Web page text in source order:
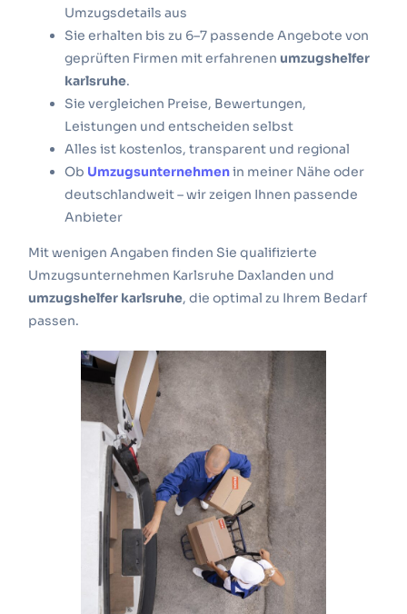
Umzugsdetails aus
Sie erhalten bis zu 6–7 passende Angebote von
geprüften Firmen mit erfahrenenumzugshelfer
karlsruhe.
Sie vergleichen Preise, Bewertungen,
Leistungen und entscheiden selbst
Alles ist kostenlos, transparent und regional
Ob Umzugsunternehmenin meiner Nähe oder
deutschlandweit – wir zeigen Ihnen passende
Anbieter
Mit wenigen Angaben finden Sie qualifizierte
Umzugsunternehmen Karlsruhe Daxlanden und
umzugshelfer karlsruhe, die optimal zu Ihrem Bedarf
passen.